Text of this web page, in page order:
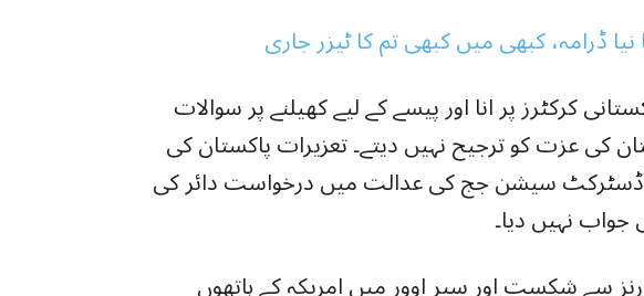
ڈرامہ، کبھی میں کبھی تم کا ٹیزر جاری
کرکٹرز پر انا اور پیسے کے لیے کھیلنے پر سوالات
کی عزت کو ترجیح نہیں دیتے۔ تعزیرات پاکستان کی
22 بی کے تحت ڈسٹرکٹ سیشن جج کی عدالت میں درخواست دائر کی
جواب نہیں دیا۔